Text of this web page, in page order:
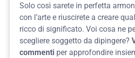
Solo così sarete in perfetta
con l’arte e riuscirete a creare
ricco di significato. Voi cosa ne
scegliere soggetto da dipingere?
commenti per approfondire